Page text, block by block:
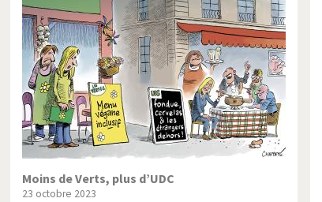
Moins de Verts, plus d’UDC
23 octobre 2023